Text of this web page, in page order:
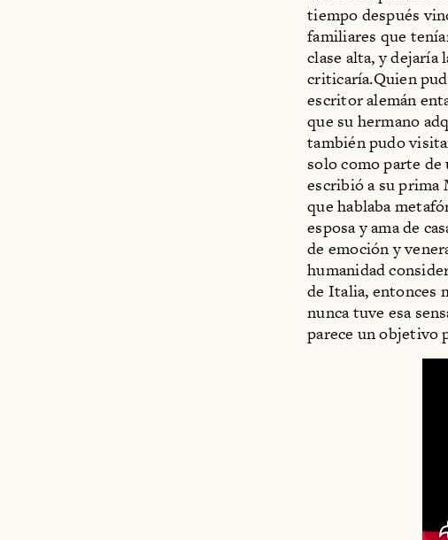
tiempo después
familiares que
clase alta, y dejaría
criticaría.Quien
escritor alemán
que su hermano
también pudo
solo como parte de
escribió a su prima
que hablaba
esposa y ama de
de emoción y
humanidad
de Italia, entonces
nunca tuve esa
parece un objetivo